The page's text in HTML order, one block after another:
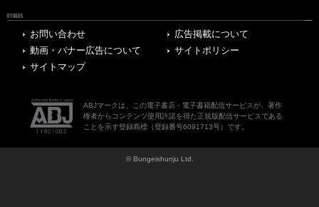
OTHERS
お問い合わせ
広告掲載について
動画・バナー広告について
サイトポリシー
サイトマップ
ABJマークは、この電子書店・電子書籍配信サービスが、著作
権者からコンテンツ使用許諾を得た正規版配信サービスである
ことを示す登録商標（登録番号6091713号）です。
© Bungeishunju Ltd.